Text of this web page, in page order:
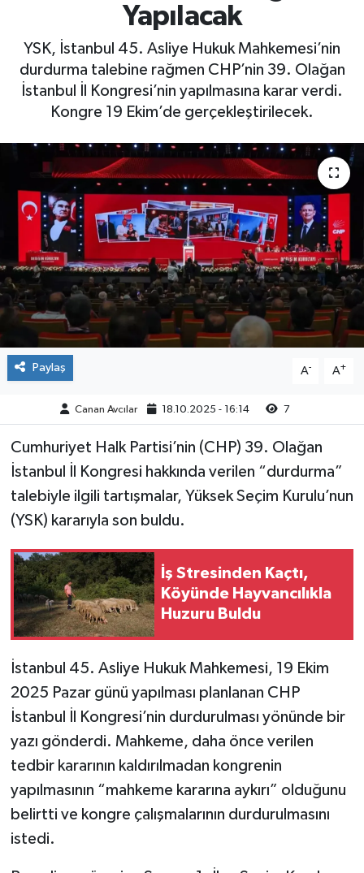
Yapılacak
YSK, İstanbul 45. Asliye Hukuk Mahkemesi’nin
durdurma talebine rağmen CHP’nin 39. Olağan
İstanbul İl Kongresi’nin yapılmasına karar verdi.
Kongre 19 Ekim’de gerçekleştirilecek.
Paylaş A- A+
Canan Avcılar 18.10.2025 - 16:14 7
Cumhuriyet Halk Partisi’nin (CHP) 39. Olağan
İstanbul İl Kongresi hakkında verilen “durdurma”
talebiyle ilgili tartışmalar, Yüksek Seçim Kurulu’nun
(YSK) kararıyla son buldu.
İş Stresinden Kaçtı,
Köyünde Hayvancılıkla
Huzuru Buldu
İstanbul 45. Asliye Hukuk Mahkemesi, 19 Ekim
2025 Pazar günü yapılması planlanan CHP
İstanbul İl Kongresi’nin durdurulması yönünde bir
yazı gönderdi. Mahkeme, daha önce verilen
tedbir kararının kaldırılmadan kongrenin
yapılmasının “mahkeme kararına aykırı” olduğunu
belirtti ve kongre çalışmalarının durdurulmasını
istedi.